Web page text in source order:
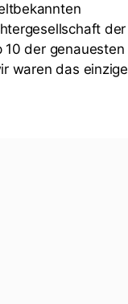
der
10 der genauesten
waren das einzige